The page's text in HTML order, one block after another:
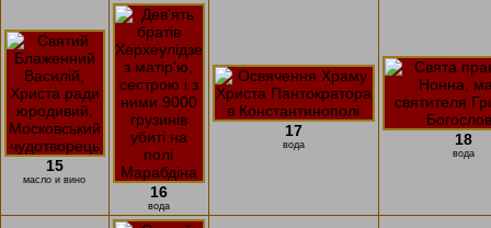
15
масло и вино
16
вода
17
вода 18
вода